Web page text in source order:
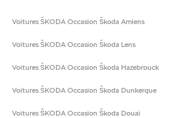
Voitures ŠKODA Occasion Škoda Amiens
Voitures ŠKODA Occasion Škoda Lens
Voitures ŠKODA Occasion Škoda Hazebrouck
Voitures ŠKODA Occasion Škoda Dunkerque
Voitures ŠKODA Occasion Škoda Douai